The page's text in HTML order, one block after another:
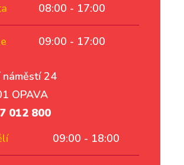
08:00 - 17:00
09:00 - 17:00
náměstí 24
OPAVA
012 800
09:00 - 18:00